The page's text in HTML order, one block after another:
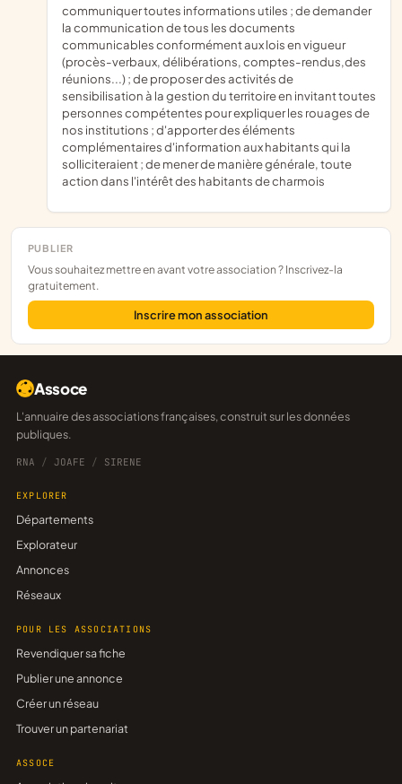
PUBLIER
Vous souhaitez mettre en avant votre association ? Inscrivez-la
gratuitement.
Inscrire mon association
communiquer toutes informations utiles ; de demander
la communication de tous les documents
communicables conformément aux lois en vigueur
(procès-verbaux, délibérations, comptes-rendus,des
réunions...) ; de proposer des activités de
sensibilisation à la gestion du territoire en invitant toutes
personnes compétentes pour expliquer les rouages de
nos institutions ; d'apporter des éléments
complémentaires d'information aux habitants qui la
solliciteraient ; de mener de manière générale, toute
action dans l'intérêt des habitants de charmois
Assoce
L'annuaire des associations françaises, construit sur les données
publiques.
RNA / JOAFE / SIRENE
EXPLORER
Départements
Explorateur
Annonces
Réseaux
POUR LES ASSOCIATIONS
Revendiquer sa fiche
Publier une annonce
Créer un réseau
Trouver un partenariat
ASSOCE